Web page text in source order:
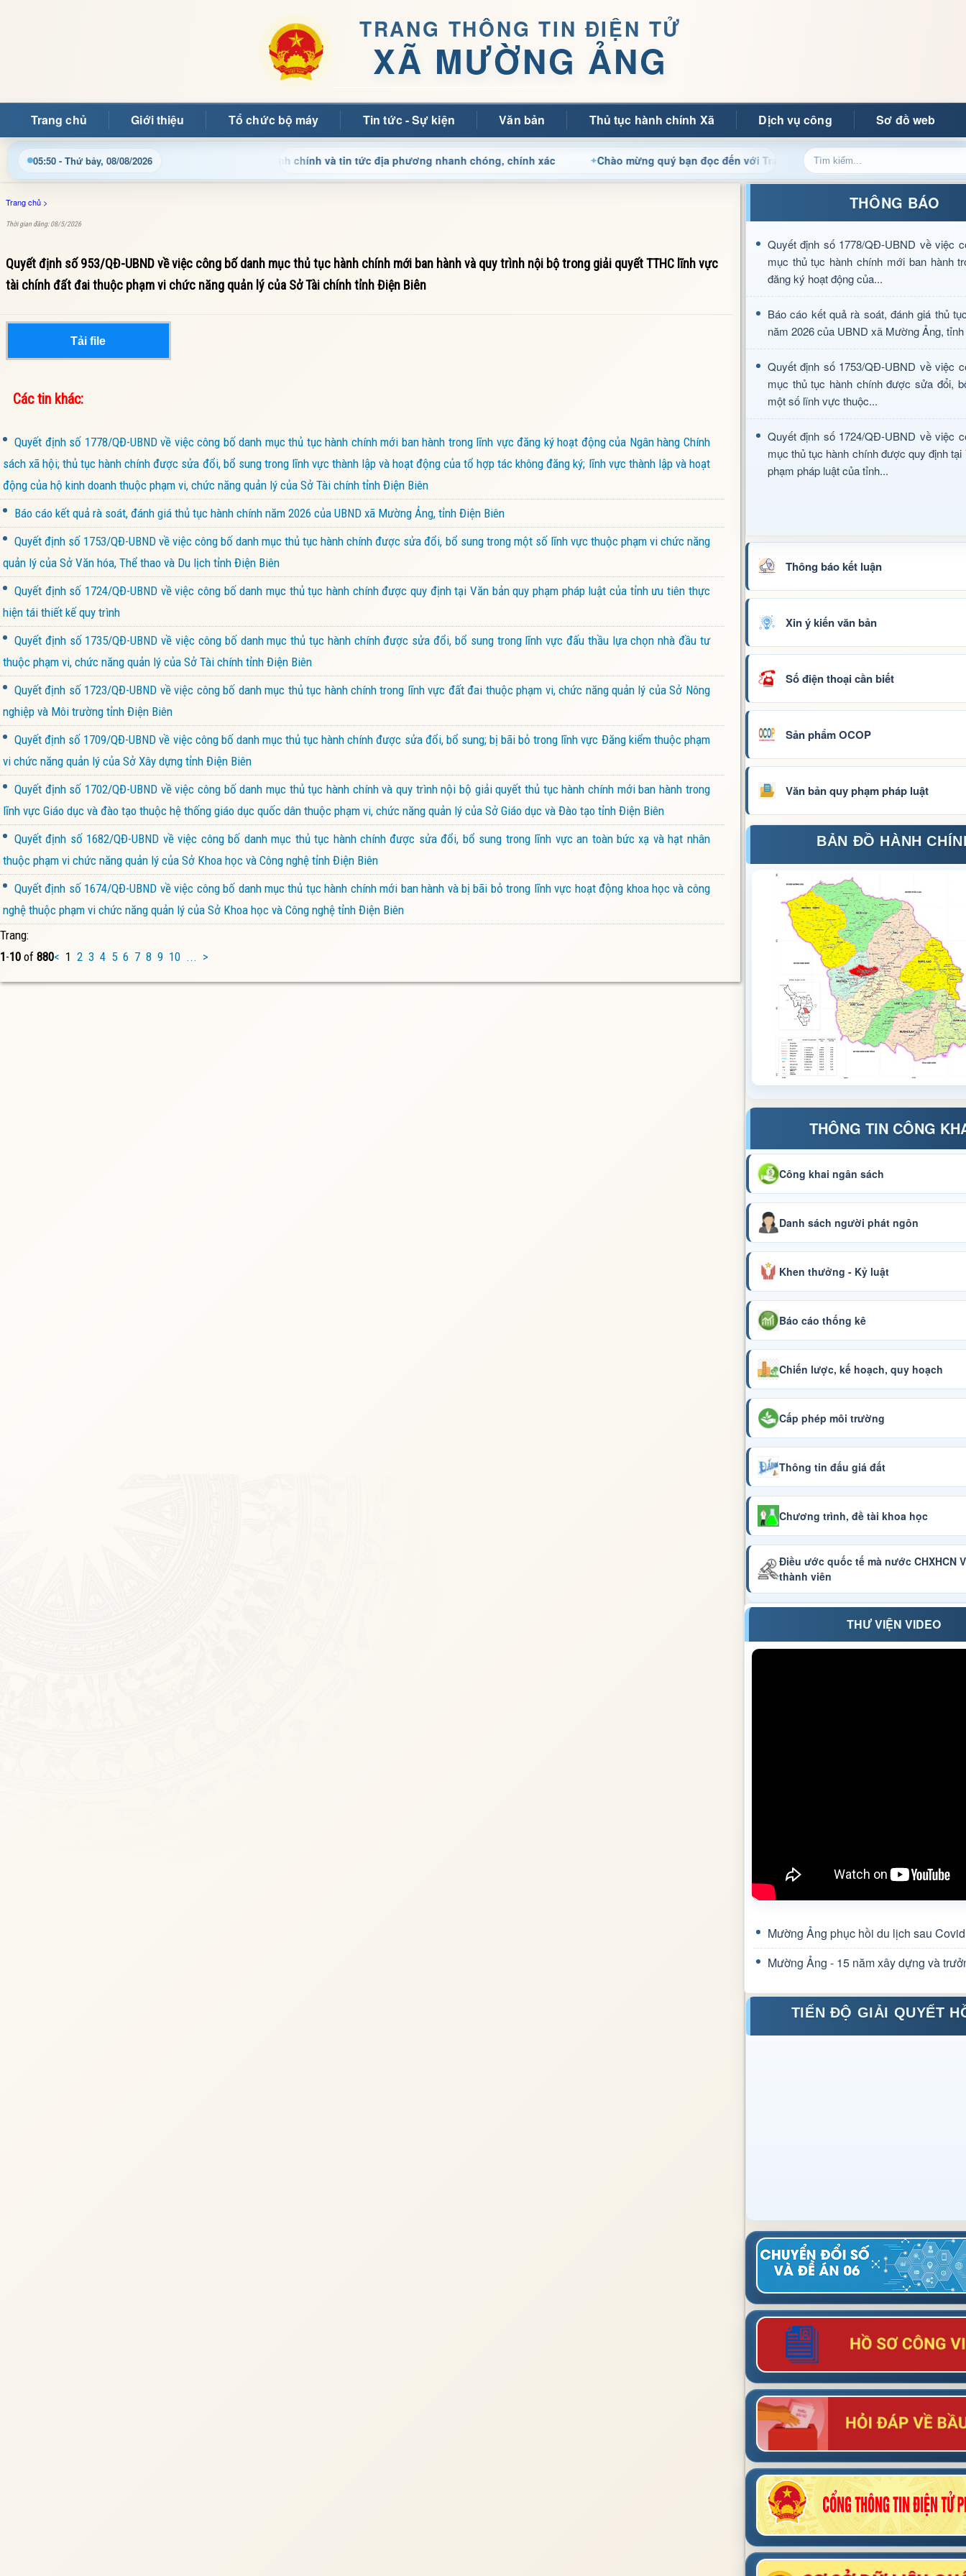
TRANG THÔNG TIN ĐIỆN TỬ
XÃ MƯỜNG ẢNG
Trang chủ Giới thiệu Tổ chức bộ máy Tin tức - Sự kiện Văn bản Thủ tục hành chính Xã Dịch vụ công Sơ đồ web
05:50 - Thứ bảy, 08/08/2026
Cập nhật thông tin điều hành, thủ tục hành chính và tin tức địa phương nhanh chóng, chính xác Chào mừng quý bạn đọc đến với Trang thông tin điện tử xã Mường Ảng
Trang chủ >
Thời gian đăng: 08/5/2026
Quyết định số 953/QĐ-UBND về việc công bố danh mục thủ tục hành chính mới ban hành và quy trình nội bộ trong giải quyết TTHC lĩnh vực
tài chính đất đai thuộc phạm vi chức năng quản lý của Sở Tài chính tỉnh Điện Biên
Tải file
Các tin khác:
Quyết định số 1778/QĐ-UBND về việc công bố danh mục thủ tục hành chính mới ban hành trong lĩnh vực đăng ký hoạt động của Ngân hàng Chính
sách xã hội; thủ tục hành chính được sửa đổi, bổ sung trong lĩnh vực thành lập và hoạt động của tổ hợp tác không đăng ký; lĩnh vực thành lập và hoạt
động của hộ kinh doanh thuộc phạm vi, chức năng quản lý của Sở Tài chính tỉnh Điện Biên
Báo cáo kết quả rà soát, đánh giá thủ tục hành chính năm 2026 của UBND xã Mường Ảng, tỉnh Điện Biên
Quyết định số 1753/QĐ-UBND về việc công bố danh mục thủ tục hành chính được sửa đổi, bổ sung trong một số lĩnh vực thuộc phạm vi chức năng
quản lý của Sở Văn hóa, Thể thao và Du lịch tỉnh Điện Biên
Quyết định số 1724/QĐ-UBND về việc công bố danh mục thủ tục hành chính được quy định tại Văn bản quy phạm pháp luật của tỉnh ưu tiên thực
hiện tái thiết kế quy trình
Quyết định số 1735/QĐ-UBND về việc công bố danh mục thủ tục hành chính được sửa đổi, bổ sung trong lĩnh vực đấu thầu lựa chọn nhà đầu tư
thuộc phạm vi, chức năng quản lý của Sở Tài chính tỉnh Điện Biên
Quyết định số 1723/QĐ-UBND về việc công bố danh mục thủ tục hành chính trong lĩnh vực đất đai thuộc phạm vi, chức năng quản lý của Sở Nông
nghiệp và Môi trường tỉnh Điện Biên
Quyết định số 1709/QĐ-UBND về việc công bố danh mục thủ tục hành chính được sửa đổi, bổ sung; bị bãi bỏ trong lĩnh vực Đăng kiểm thuộc phạm
vi chức năng quản lý của Sở Xây dựng tỉnh Điện Biên
Quyết định số 1702/QĐ-UBND về việc công bố danh mục thủ tục hành chính và quy trình nội bộ giải quyết thủ tục hành chính mới ban hành trong
lĩnh vực Giáo dục và đào tạo thuộc hệ thống giáo dục quốc dân thuộc phạm vi, chức năng quản lý của Sở Giáo dục và Đào tạo tỉnh Điện Biên
Quyết định số 1682/QĐ-UBND về việc công bố danh mục thủ tục hành chính được sửa đổi, bổ sung trong lĩnh vực an toàn bức xạ và hạt nhân
thuộc phạm vi chức năng quản lý của Sở Khoa học và Công nghệ tỉnh Điện Biên
Quyết định số 1674/QĐ-UBND về việc công bố danh mục thủ tục hành chính mới ban hành và bị bãi bỏ trong lĩnh vực hoạt động khoa học và công
nghệ thuộc phạm vi chức năng quản lý của Sở Khoa học và Công nghệ tỉnh Điện Biên
Trang:
1-10 of 880< 1 2 3 4 5 6 7 8 9 10 ... >
THÔNG BÁO
Quyết định số 1778/QĐ-UBND về việc
mục thủ tục hành chính mới ban hành
đăng ký hoạt động của...
Báo cáo kết quả rà soát, đánh giá thủ
năm 2026 của UBND xã Mường Ảng,
Quyết định số 1753/QĐ-UBND về việc
mục thủ tục hành chính được sửa đổi,
một số lĩnh vực thuộc...
Quyết định số 1724/QĐ-UBND về việc
mục thủ tục hành chính được quy định tại
phạm pháp luật của tỉnh...
Thông báo kết luận
Xin ý kiến văn bản
Số điện thoại cần biết
Sản phẩm OCOP
Văn bản quy phạm pháp luật
BẢN ĐỒ HÀNH
THÔNG TIN CÔNG
Công khai ngân sách
Danh sách người phát ngôn
Khen thưởng - Kỷ luật
Báo cáo thống kê
Chiến lược, kế hoạch, quy hoạch
Cấp phép môi trường
Thông tin đấu giá đất
Chương trình, đề tài khoa học
Điều ước quốc tế mà nước CHXHCN
thành viên
THƯ VIỆN VIDEO
Mường Ảng phục hồi du lịch sau
Mường Ảng - 15 năm xây dựng và
TIẾN ĐỘ GIẢI QUYẾT